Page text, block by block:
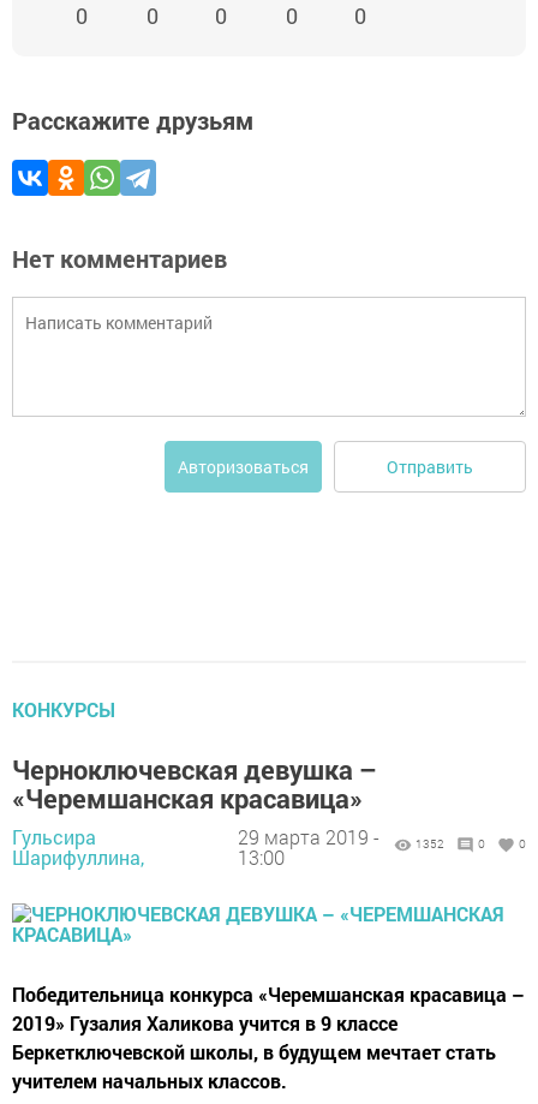
0 0 0 0 0
Расскажите друзьям
Нет комментариев
Авторизоваться Отправить
КОНКУРСЫ
Черноключевская девушка –
«Черемшанская красавица»
Гульсира
Шарифуллина,
29 марта 2019 -
13:00
1352 0 0
Победительница конкурса «Черемшанская красавица –
2019» Гузалия Халикова учится в 9 классе
Беркетключевской школы, в будущем мечтает стать
учителем начальных классов.